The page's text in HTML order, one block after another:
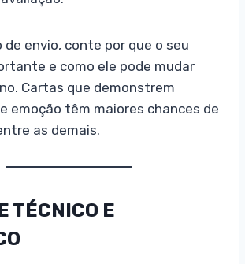
de envio, conte por que o seu
e como ele pode mudar
Cartas que demonstrem
emoção têm maiores chances de
as demais.
TÉCNICO E